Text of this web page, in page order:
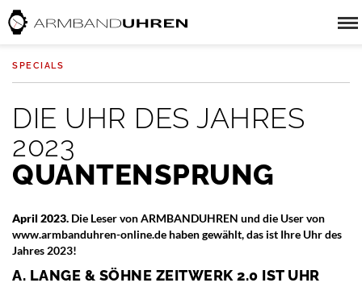
SPECIALS
DIE UHR DES JAHRES
2023
QUANTENSPRUNG
April 2023. Die Leser von ARMBANDUHREN und die User von
www.armbanduhren-online.de haben gewählt, das ist Ihre Uhr des
Jahres 2023!
A. LANGE & SÖHNE ZEITWERK 2.0 IST UHR